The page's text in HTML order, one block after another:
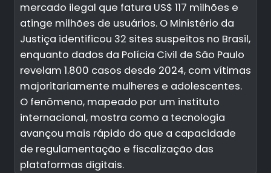
mercado ilegal que fatura US$ 117 milhões e
atinge milhões de usuários. O Ministério da
Justiça identificou 32 sites suspeitos no Brasil,
enquanto dados da Polícia Civil de São Paulo
revelam 1.800 casos desde 2024, com vítimas
majoritariamente mulheres e adolescentes.
O fenômeno, mapeado por um instituto
internacional, mostra como a tecnologia
avançou mais rápido do que a capacidade
de regulamentação e fiscalização das
plataformas digitais.